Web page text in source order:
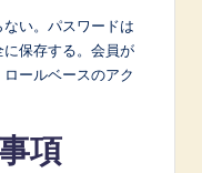
い。パスワードは
保存する。会員が
ールベースのアク
項